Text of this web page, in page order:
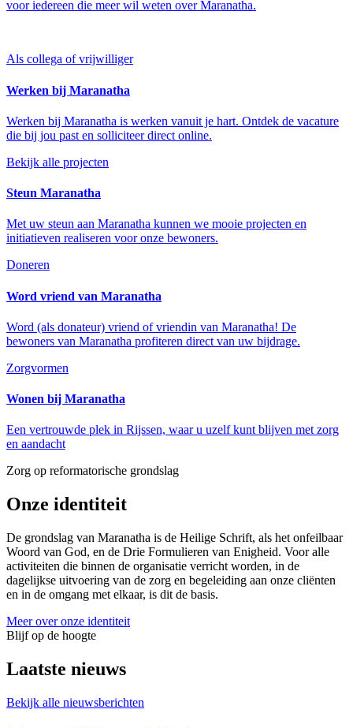
voor iedereen die meer wil weten over Maranatha.
Als collega of vrijwilliger
Werken bij Maranatha
Werken bij Maranatha is werken vanuit je hart. Ontdek de vacature
die bij jou past en solliciteer direct online.
Bekijk alle projecten
Steun Maranatha
Met uw steun aan Maranatha kunnen we mooie projecten en
initiatieven realiseren voor onze bewoners.
Doneren
Word vriend van Maranatha
Word (als donateur) vriend of vriendin van Maranatha! De
bewoners van Maranatha profiteren direct van uw bijdrage.
Zorgvormen
Wonen bij Maranatha
Een vertrouwde plek in Rijssen, waar u uzelf kunt blijven met zorg
en aandacht
Zorg op reformatorische grondslag
Onze identiteit
De grondslag van Maranatha is de Heilige Schrift, als het onfeilbaar
Woord van God, en de Drie Formulieren van Enigheid. Voor alle
activiteiten die binnen de organisatie verricht worden, in de
dagelijkse uitvoering van de zorg en begeleiding aan onze cliënten
en in de omgang met elkaar, is dit de basis.
Meer over onze identiteit
Blijf op de hoogte
Laatste nieuws
Bekijk alle nieuwsberichten